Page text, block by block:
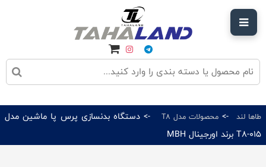
طاها لند -> محصولات مدل T8
-> دستگاه بدنسازی پرس پا ماشین مدل
T8-015 برند اورجینال MBH